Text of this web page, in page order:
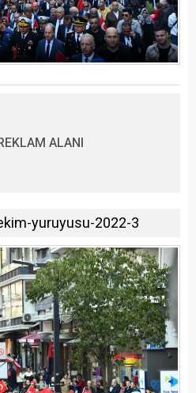
ALANI
yuruyusu-2022-3